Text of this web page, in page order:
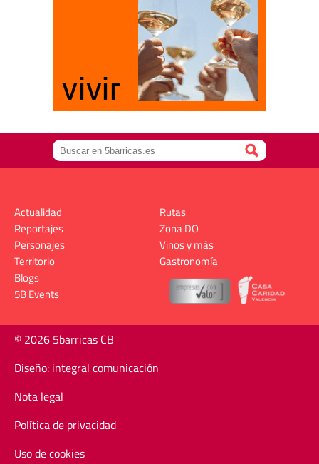
Actualidad
Reportajes
Personajes
Territorio
Rutas
Zona DO
Vinos y más
Gastronomía
Blogs
5B Events
© 2026 5barricas CB
Diseño: integral comunicación
Nota legal
Política de privacidad
Uso de cookies